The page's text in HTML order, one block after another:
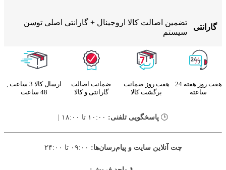
گارانتی
تضمین اصالت کالا اروجینال + گارانتی اصلی توسن
سیستم
هفت روز هفته 24
ساعته
هفت روز ضمانت
برگشت کالا
ضمانت اصالت
گارانتی و کالا
ارسال کالا 3 ساعت ,
48 ساعت
🕒 پاسخگویی تلفنی:
چت آنلاین سایت و پیام‌رسان‌ها: